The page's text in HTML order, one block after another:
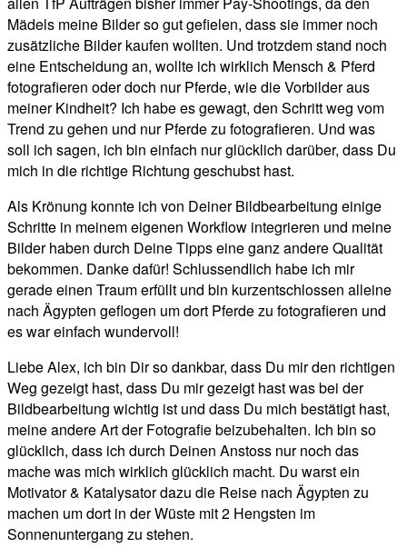
Mädels meine Bilder so gut gefielen, dass sie immer noch
zusätzliche Bilder kaufen wollten. Und trotzdem stand noch
eine Entscheidung an, wollte ich wirklich Mensch & Pferd
fotografieren oder doch nur Pferde, wie die Vorbilder aus
meiner Kindheit? Ich habe es gewagt, den Schritt weg vom
Trend zu gehen und nur Pferde zu fotografieren. Und was
soll ich sagen, ich bin einfach nur glücklich darüber, dass Du
mich in die richtige Richtung geschubst hast.
Als Krönung konnte ich von Deiner Bildbearbeitung einige
Schritte in meinem eigenen Workflow integrieren und meine
Bilder haben durch Deine Tipps eine ganz andere Qualität
bekommen. Danke dafür! Schlussendlich habe ich mir
gerade einen Traum erfüllt und bin kurzentschlossen alleine
nach Ägypten geflogen um dort Pferde zu fotografieren und
es war einfach wundervoll!
Liebe Alex, ich bin Dir so dankbar, dass Du mir den richtigen
Weg gezeigt hast, dass Du mir gezeigt hast was bei der
Bildbearbeitung wichtig ist und dass Du mich bestätigt hast,
meine andere Art der Fotografie beizubehalten. Ich bin so
glücklich, dass ich durch Deinen Anstoss nur noch das
mache was mich wirklich glücklich macht. Du warst ein
Motivator & Katalysator dazu die Reise nach Ägypten zu
machen um dort in der Wüste mit 2 Hengsten im
Sonnenuntergang zu stehen.